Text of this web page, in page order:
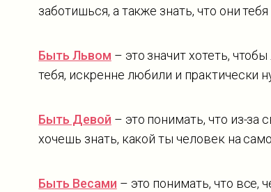
заботишься, а также знать, что они
Быть Львом – это значит хотеть,
тебя, искренне любили и практически
Быть Девой – это понимать, что из-за
хочешь знать, какой ты человек на
Быть Весами – это понимать, что все,